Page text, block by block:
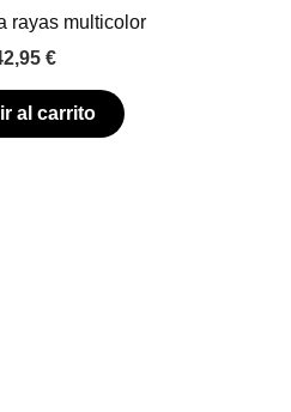
rayas multicolor
€
al carrito